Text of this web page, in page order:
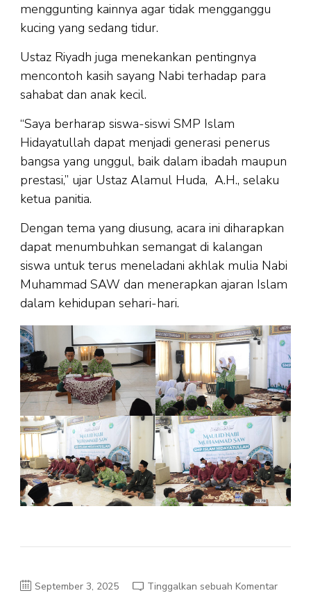
menggunting kainnya agar tidak mengganggu
kucing yang sedang tidur.
Ustaz Riyadh juga menekankan pentingnya
mencontoh kasih sayang Nabi terhadap para
sahabat dan anak kecil.
“Saya berharap siswa-siswi SMP Islam
Hidayatullah dapat menjadi generasi penerus
bangsa yang unggul, baik dalam ibadah maupun
prestasi,” ujar Ustaz Alamul Huda, A.H., selaku
ketua panitia.
Dengan tema yang diusung, acara ini diharapkan
dapat menumbuhkan semangat di kalangan
siswa untuk terus meneladani akhlak mulia Nabi
Muhammad SAW dan menerapkan ajaran Islam
dalam kehidupan sehari-hari.
September 3, 2025 Tinggalkan sebuah Komentarpada